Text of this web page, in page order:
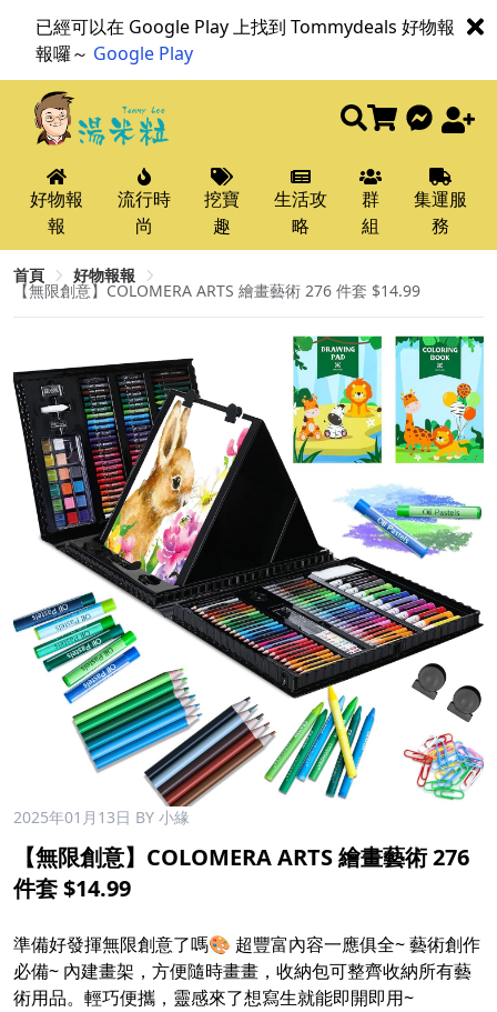
已經可以在 Google Play 上找到 Tommydeals 好物報
報囉～ Google Play
好物報
報
流行時
尚
挖寶
趣
生活攻
略
群
組
集運服
務
首頁 好物報報
【無限創意】COLOMERA ARTS 繪畫藝術 276 件套 $14.99
2025年01月13日 BY 小緣
【無限創意】COLOMERA ARTS 繪畫藝術 276
件套 $14.99
準備好發揮無限創意了嗎🎨 超豐富內容一應俱全~ 藝術創作
必備~ 內建畫架，方便隨時畫畫，收納包可整齊收納所有藝
術用品。輕巧便攜，靈感來了想寫生就能即開即用~